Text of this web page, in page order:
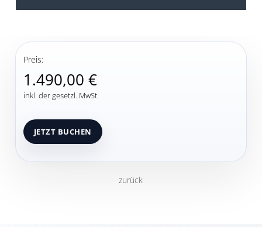
Preis:
1.490,00 €
inkl. der gesetzl. MwSt.
zurück